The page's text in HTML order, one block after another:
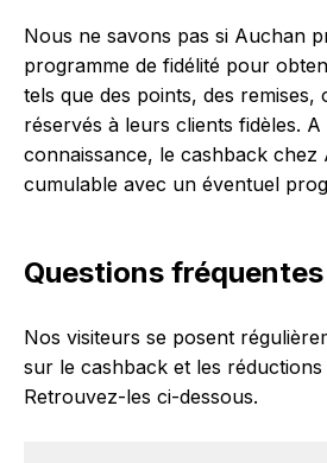
Nous ne savons pas si Auchan
programme de fidélité pour
tels que des points, des remises,
réservés à leurs clients fidèles.
connaissance, le cashback chez
cumulable avec un éventuel
Questions fréquentes
Nos visiteurs se posent
sur le cashback et les
Retrouvez-les ci-dessous.